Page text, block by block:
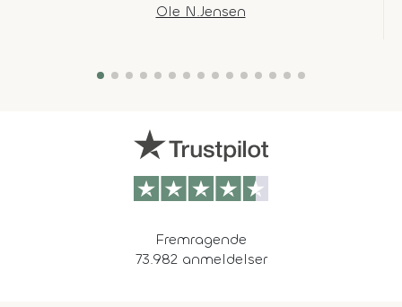
Ole N.Jensen
Fremragende
73.982 anmeldelser